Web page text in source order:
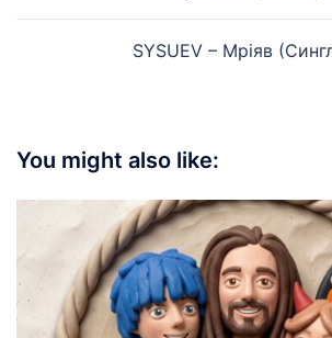
SYSUEV – Мріяв
You might also like: